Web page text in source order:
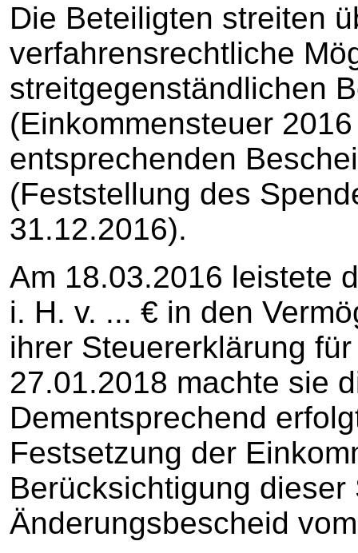
Die Beteiligten streiten
verfahrensrechtliche
streitgegenständlichen
(Einkommensteuer
entsprechenden
(Feststellung des
31.12.2016).
Am 18.03.2016 leistete
i. H. v. ... € in den
ihrer Steuererklärung
27.01.2018 machte sie
Dementsprechend
Festsetzung der
Berücksichtigung dieser
Änderungsbescheid